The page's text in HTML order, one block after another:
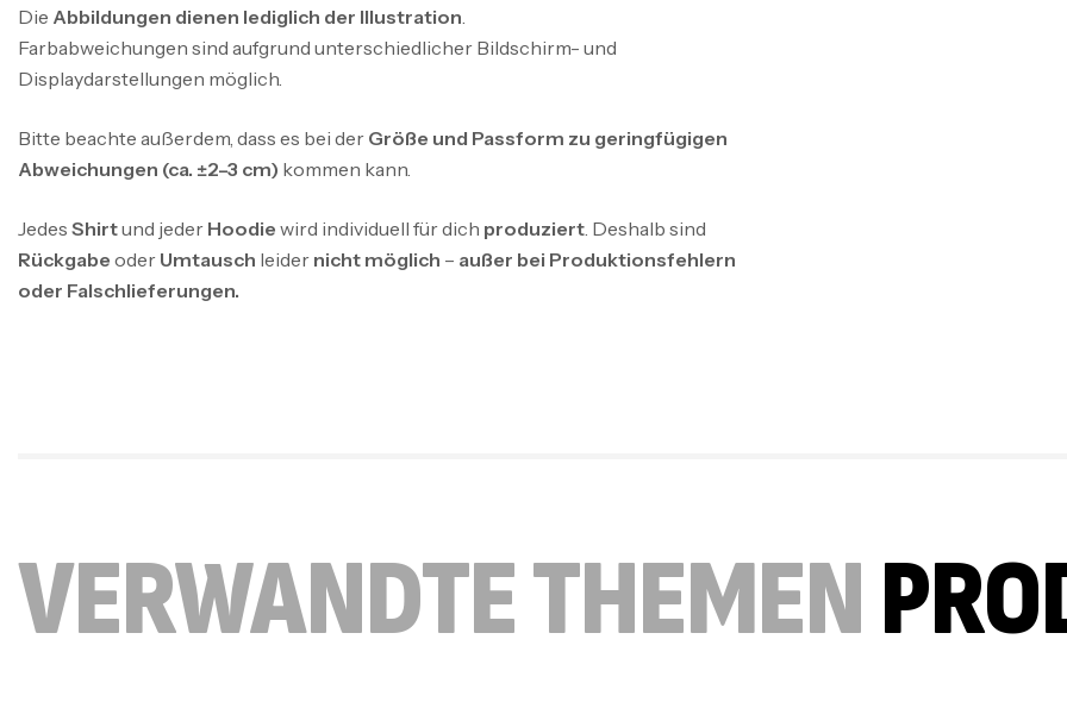
Die Abbildungen dienen lediglich der Illustration
Farbabweichungen sind aufgrund unterschiedlicher Bildschirm- und
Displaydarstellungen möglich.
Bitte beachte außerdem, dass es bei der Größe und Passform zu geringfügigen
Abweichungen (ca. ±2–3 cm) kommen kann.
Jedes Shirtund jeder Hoodie wird individuell für dich produziert . Deshalb sind
Rückgabe oder Umtausch leider nicht möglich – außer bei Produktionsfehlern
oder Falschlieferungen.
VERWANDTE THEMEN